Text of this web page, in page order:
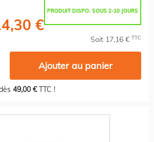
PRODUIT DISPO. SOUS 2-10 JOURS
€
Soit 17,16 € TTC
Ajouter au panier
49,00 €TTC !